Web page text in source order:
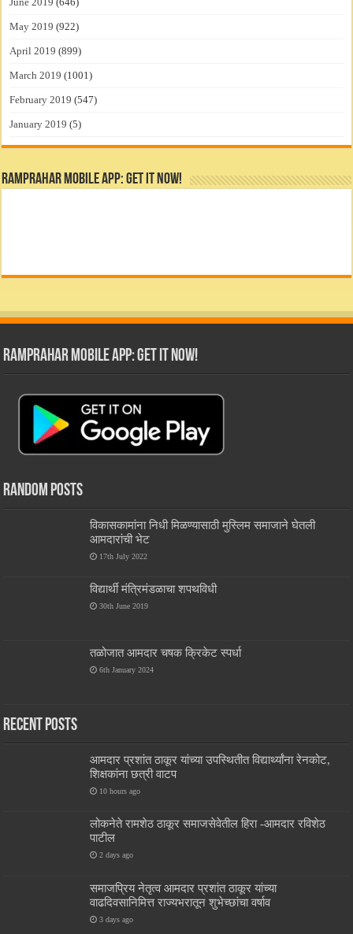
May 2019 (922)
April 2019 (899)
March 2019 (1001)
February 2019 (547)
January 2019 (5)
RamPrahar Mobile App: Get it Now!
RamPrahar Mobile App: Get it Now!
Random Posts
विकासकामांना निधी मिळण्यासाठी मुस्लिम समाजाने घेतली
आमदारांची भेट
17th July 2022
विद्यार्थी मंत्रिमंडळाचा शपथविधी
30th June 2019
तळोजात आमदार चषक क्रिकेट स्पर्धा
6th January 2024
Recent Posts
आमदार प्रशांत ठाकूर यांच्या उपस्थितीत विद्यार्थ्यांना रेनकोट,
शिक्षकांना छत्री वाटप
10 hours ago
लोकनेते रामशेठ ठाकूर समाजसेवेतील हिरा -आमदार रविशेठ
पाटील
2 days ago
समाजप्रिय नेतृत्व आमदार प्रशांत ठाकूर यांच्या
वाढदिवसानिमित्त राज्यभरातून शुभेच्छांचा वर्षाव
3 days ago